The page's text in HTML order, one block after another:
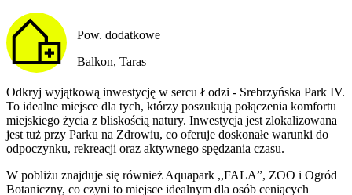
Pow. dodatkowe
Balkon, Taras
Odkryj wyjątkową inwestycję w sercu Łodzi - Srebrzyńska Park IV.
To idealne miejsce dla tych, którzy poszukują połączenia komfortu
miejskiego życia z bliskością natury. Inwestycja jest zlokalizowana
jest tuż przy Parku na Zdrowiu, co oferuje doskonałe warunki do
odpoczynku, rekreacji oraz aktywnego spędzania czasu.
W pobliżu znajduje się również Aquapark ,,FALA”, ZOO i Ogród
Botaniczny, co czyni to miejsce idealnym dla osób ceniących